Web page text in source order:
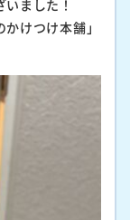
ました！
けつけ本舗」